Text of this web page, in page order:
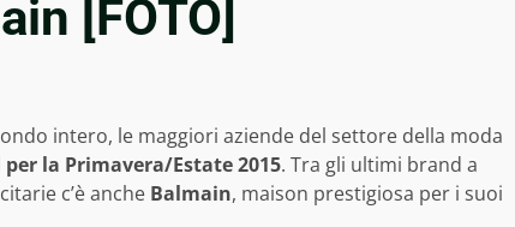
[FOTO]
intero, le maggiori aziende del settore della moda
la Primavera/Estate 2015. Tra gli ultimi brand a
c’è anche Balmain, maison prestigiosa per i suoi